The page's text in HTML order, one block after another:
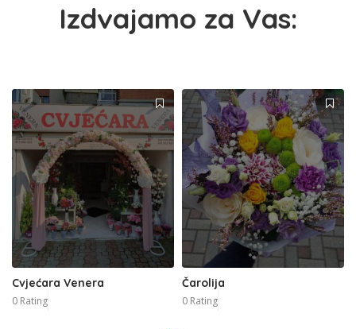
Izdvajamo za Vas:
Cvjećara Venera
0 Rating
Čarolija
0 Rating